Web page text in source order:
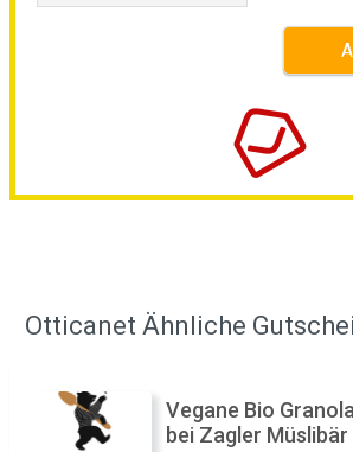
Otticanet Ähnliche
Vegane Bio
bei Zagler Müslibär